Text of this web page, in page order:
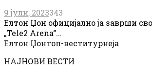
9 јули, 2023343
Елтон Џон официјално ја заврши
„Tele2 Arena“...
Елтон Џонтоп-веститурнеја
НАЈНОВИ ВЕСТИ